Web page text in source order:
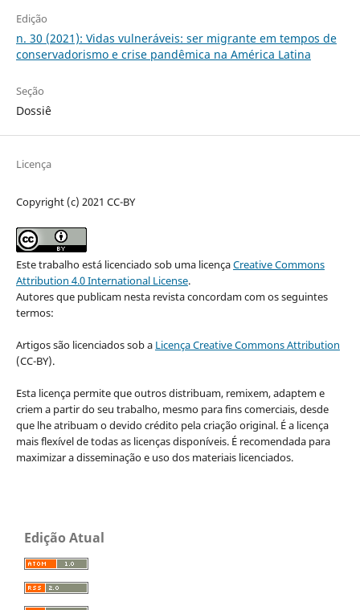
Edição
n. 30 (2021): Vidas vulneráveis: ser migrante em tempos de
conservadorismo e crise pandêmica na América Latina
Seção
Dossiê
Licença
Copyright (c) 2021 CC-BY
Este trabalho está licenciado sob uma licençaCreative Commons
Attribution 4.0 International License.
Autores que publicam nesta revista concordam com os seguintes
termos:
Artigos são licenciados sob a Licença Creative Commons Attribution
(CC-BY).
Esta licença permite que outros distribuam, remixem, adaptem e
criem a partir do seu trabalho, mesmo para fins comerciais, desde
que lhe atribuam o devido crédito pela criação original. É a licença
mais flexível de todas as licenças disponíveis. É recomendada para
maximizar a disseminação e uso dos materiais licenciados.
Edição Atual